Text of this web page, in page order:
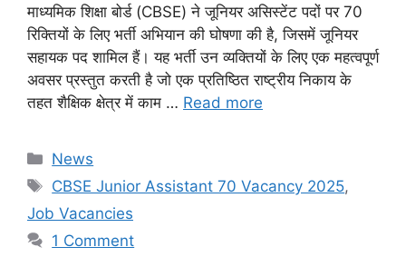
माध्यमिक शिक्षा बोर्ड (CBSE) ने जूनियर असिस्टेंट पदों पर 70
रिक्तियों के लिए भर्ती अभियान की घोषणा की है, जिसमें जूनियर
सहायक पद शामिल हैं। यह भर्ती उन व्यक्तियों के लिए एक महत्वपूर्ण
अवसर प्रस्तुत करती है जो एक प्रतिष्ठित राष्ट्रीय निकाय के
तहत शैक्षिक क्षेत्र में काम … Read more
Categories
News
Tags
CBSE Junior Assistant 70 Vacancy 2025,
Job Vacancies
1 Comment